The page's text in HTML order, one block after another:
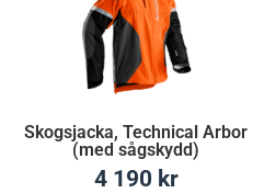
Skogsjacka, Technical Arbor
(med sågskydd)
4 190 kr